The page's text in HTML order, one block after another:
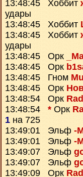
13:48:45 Хоббит
удары
13:48:45 Хоббит
13:48:45 Хоббит
удары
13:48:45 Орк
13:48:45 Орк
13:48:45 Гном
13:48:45 Орк
13:48:54 Орк
13:48:54 * Орк
1 на 725
13:49:01 Эльф -
13:49:01 Эльф -
13:49:07 Эльф
13:49:07 Эльф
13:49:09 Орк